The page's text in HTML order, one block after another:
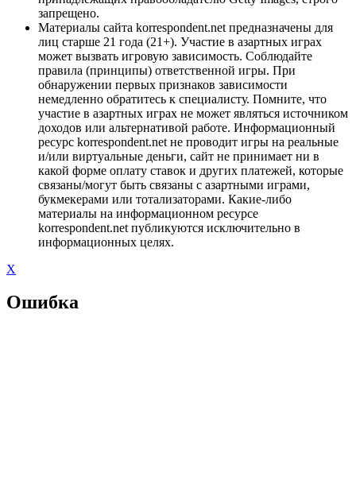
запрещено.
Материалы сайта korrespondent.net предназначены для
лиц старше 21 года (21+). Участие в азартных играх
может вызвать игровую зависимость. Соблюдайте
правила (принципы) ответственной игры. При
обнаружении первых признаков зависимости
немедленно обратитесь к специалисту. Помните, что
участие в азартных играх не может являться источником
доходов или альтернативой работе. Информационный
ресурс korrespondent.net не проводит игры на реальные
и/или виртуальные деньги, сайт не принимает ни в
какой форме оплату ставок и других платежей, которые
связаны/могут быть связаны с азартными играми,
букмекерами или тотализаторами. Какие-либо
материалы на информационном ресурсе
korrespondent.net публикуются исключительно в
информационных целях.
X
Ошибка